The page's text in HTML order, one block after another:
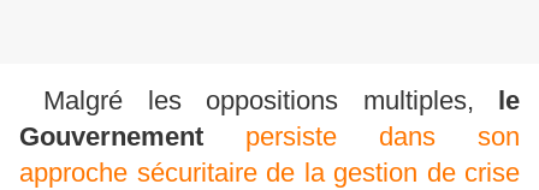
Malgré les oppositions multiples, le
Gouvernement
persiste dans son
approche sécuritaire de la gestion de crise